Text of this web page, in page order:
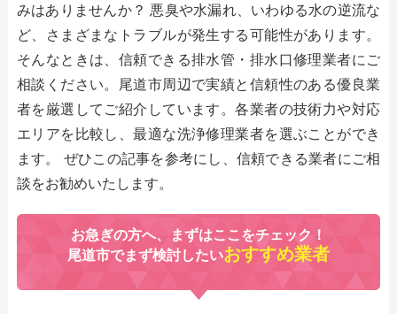
みはありませんか？ 悪臭や水漏れ、いわゆる水の逆流な
ど、さまざまなトラブルが発生する可能性があります。
そんなときは、信頼できる排水管・排水口修理業者にご
相談ください。尾道市周辺で実績と信頼性のある優良業
者を厳選してご紹介しています。各業者の技術力や対応
エリアを比較し、最適な洗浄修理業者を選ぶことができ
ます。 ぜひこの記事を参考にし、信頼できる業者にご相
談をお勧めいたします。
お急ぎの方へ、まずはここをチェック！
尾道市でまず検討したいおすすめ業者